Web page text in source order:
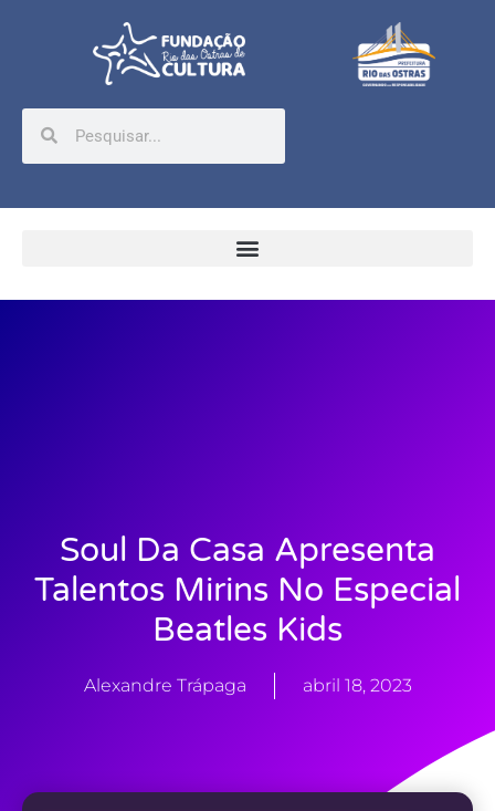
Soul Da Casa Apresenta
Talentos Mirins No Especial
Beatles Kids
Alexandre Trápaga abril 18, 2023